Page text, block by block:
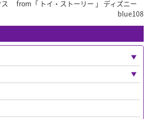
ス from「 トイ・ストーリー 」 ディズニー
blue108